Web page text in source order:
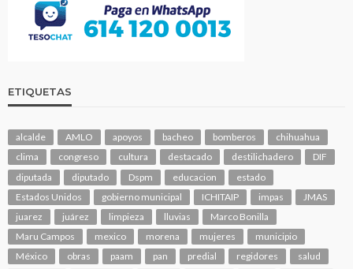
ETIQUETAS
alcalde AMLO apoyos bacheo bomberos
chihuahua
clima
congreso cultura destacado destilichadero
DIF
diputada
diputado Dspm educacion
estado
Estados Unidos
gobierno municipal ICHITAIP impas
JMAS
juarez
juárez limpieza lluvias
Marco Bonilla
Maru Campos
mexico morena mujeres
municipio
México
obras paam pan predial regidores
salud